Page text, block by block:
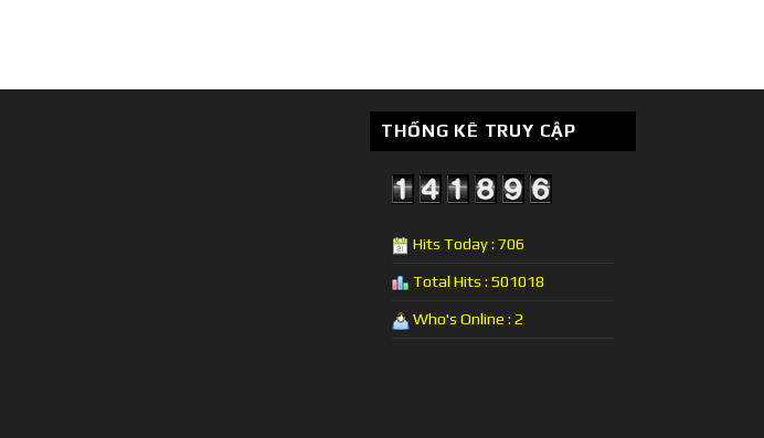
THỐNG KÊ TRUY CẬP
Hits Today : 706
Total Hits : 501018
Who's Online : 2